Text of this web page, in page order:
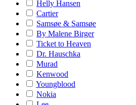
Helly Hansen
Cartier
Samsøe & Samsøe
By Malene Birger
Ticket to Heaven
Dr. Hauschka
Murad
Kenwood
Youngblood
Nokia